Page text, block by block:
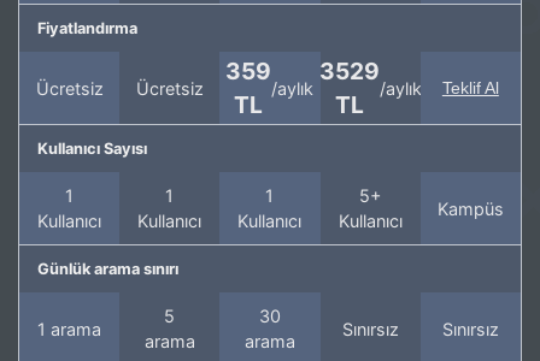
Fiyatlandırma
Ücretsiz Ücretsiz
359
TL
/aylık
3529
TL
/aylık Teklif Al
Kullanıcı Sayısı
1
Kullanıcı
1
Kullanıcı
1
Kullanıcı
5+
Kullanıcı
Kampüs
Günlük arama sınırı
1 arama
5
arama
30
arama
Sınırsız Sınırsız